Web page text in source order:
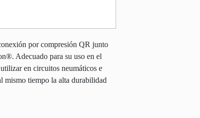
por compresión QR junto
Adecuado para su uso en el
en circuitos neumáticos e
mismo tiempo la alta durabilidad